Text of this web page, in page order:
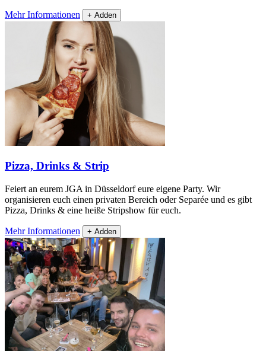
Mehr Informationen + Adden
Pizza, Drinks & Strip
Feiert an eurem JGA in Düsseldorf eure eigene Party. Wir
organisieren euch einen privaten Bereich oder Separée und es gibt
Pizza, Drinks & eine heiße Stripshow für euch.
Mehr Informationen + Adden